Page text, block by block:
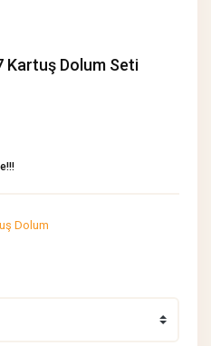
Kartuş Dolum Seti
Dolum